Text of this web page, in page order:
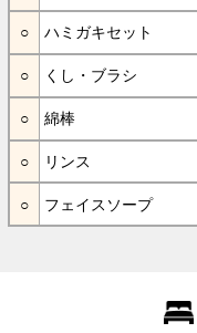
ハミガキセット
くし・ブラシ
綿棒
リンス
フェイスソープ